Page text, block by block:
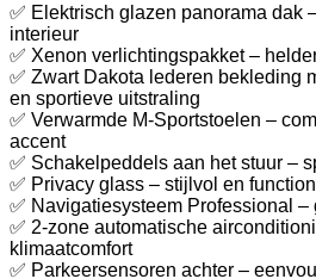
✅ Elektrisch glazen panorama dak
interieur
✅ Xenon verlichtingspakket –
✅ Zwart Dakota lederen bekleding
en sportieve uitstraling
✅ Verwarmde M-Sportstoelen –
accent
✅ Schakelpeddels aan het stuur –
✅ Privacy glass – stijlvol en
✅ Navigatiesysteem Professional
✅ 2-zone automatische
klimaatcomfort
✅ Parkeersensoren achter –